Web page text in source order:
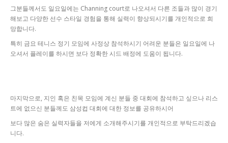
그분들께서도 일요일에는 Channing court로 나오셔서 다른 조들과 많이 경기
해보고 다양한 선수 스타일 경험을 통해 실력이 향상되시기를 개인적으로 희
망합니다.
특히 금요 테니스 정기 모임에 사정상 참석하시기 어려운 분들은 일요일에 나
오셔서 플레이를 하시면 보다 정확한 시드 배정에 도움이 됩니다.
마지막으로, 지인 혹은 친목 모임에 계신 분들 중 대회에 참석하고 싶으나 리스
트에 없으신 분들께도 삼성컵 대회에 대한 정보를 공유하시어
보다 많은 숨은 실력자들을 저에게 소개해주시기를 개인적으로 부탁드리겠습
니다.